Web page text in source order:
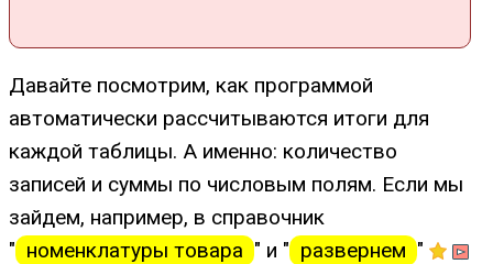
Давайте посмотрим, как программой
автоматически рассчитываются итоги для
каждой таблицы. А именно: количество
записей и суммы по числовым полям. Если мы
зайдем, например, в справочник
" номенклатуры товара " и " развернем "